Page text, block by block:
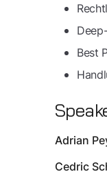
Best
Adrian
Cedric